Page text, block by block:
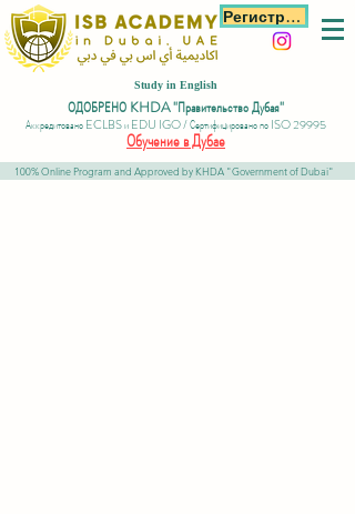
Регистрация
Study in English
ОДОБРЕНО KHDA "Правительство Дубая"
Аккредитовано ECLBS и EDU IGO / Сертифицировано по ISO 29995
Обучение в Дубае
100% Online Program and Approved by KHDA "Government of Dubai"